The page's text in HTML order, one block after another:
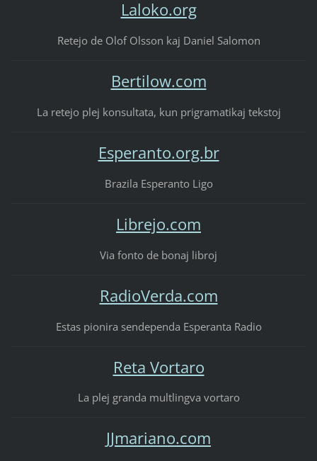
Laloko.org
Retejo de Olof Olsson kaj Daniel Salomon
Bertilow.com
La retejo plej konsultata, kun prigramatikaj tekstoj
Esperanto.org.br
Brazila Esperanto Ligo
Librejo.com
Via fonto de bonaj libroj
RadioVerda.com
Estas pionira sendependa Esperanta Radio
Reta Vortaro
La plej granda multlingva vortaro
JJmariano.com